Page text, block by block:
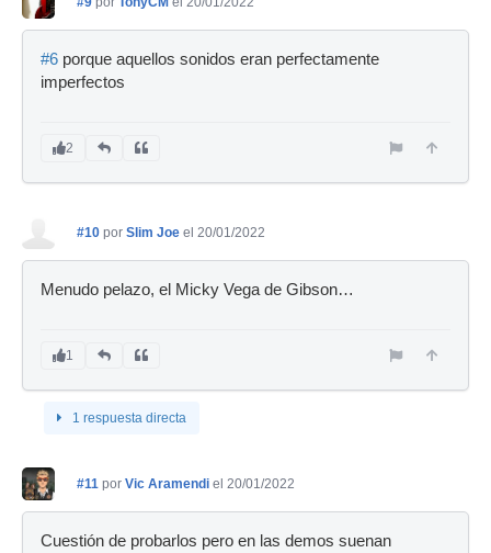
#6 porque aquellos sonidos eran perfectamente
imperfectos
2
#10 por Slim Joe el 20/01/2022
Menudo pelazo, el Micky Vega de Gibson…
1
1 respuesta directa
#11 por Vic Aramendi el 20/01/2022
Cuestión de probarlos pero en las demos suenan